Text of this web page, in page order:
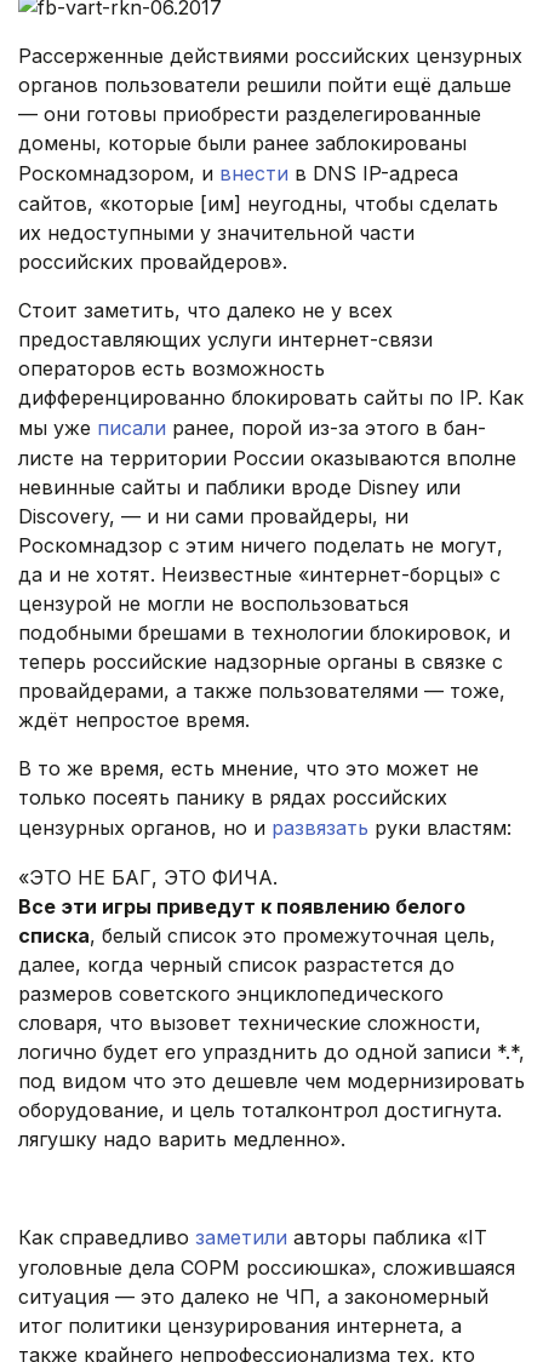
Рассерженные действиями российских цензурных
органов пользователи решили пойти ещё дальше
— они готовы приобрести разделегированные
домены, которые были ранее заблокированы
Роскомнадзором, и внести в DNS IP-адреса
сайтов, «которые [им] неугодны, чтобы сделать
их недоступными у значительной части
российских провайдеров».
Стоит заметить, что далеко не у всех
предоставляющих услуги интернет-связи
операторов есть возможность
дифференцированно блокировать сайты по IP. Как
мы уже писали ранее, порой из-за этого в бан-
листе на территории России оказываются вполне
невинные сайты и паблики вроде Disney или
Discovery, — и ни сами провайдеры, ни
Роскомнадзор с этим ничего поделать не могут,
да и не хотят. Неизвестные «интернет-борцы» с
цензурой не могли не воспользоваться
подобными брешами в технологии блокировок, и
теперь российские надзорные органы в связке с
провайдерами, а также пользователями — тоже,
ждёт непростое время.
В то же время, есть мнение, что это может не
только посеять панику в рядах российских
цензурных органов, но и развязать руки властям:
«ЭТО НЕ БАГ, ЭТО ФИЧА.
Все эти игры приведут к появлению белого
списка, белый список это промежуточная цель,
далее, когда черный список разрастется до
размеров советского энциклопедического
словаря, что вызовет технические сложности,
логично будет его упразднить до одной записи *.*,
под видом что это дешевле чем модернизировать
оборудование, и цель тоталконтрол достигнута.
лягушку надо варить медленно».
Как справедливо заметили авторы паблика «IT
уголовные дела СОРМ россиюшка», сложившаяся
ситуация — это далеко не ЧП, а закономерный
итог политики цензурирования интернета, а
также крайнего непрофессионализма тех, кто